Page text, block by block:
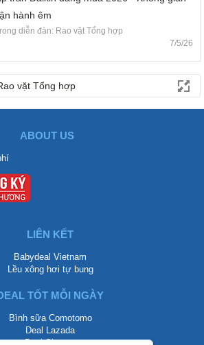
hành êm
diễn đàn: Rao vặt Tổng hợp
7/5/26
vặt Tổng hợp
ABOUT US
LIÊN KẾT
Babydeal Vietnam
Lều xông hơi tự bung
TỐT MỖI NGÀY
Bình sữa Comotomo
Deal Lazada
Deal Shopee